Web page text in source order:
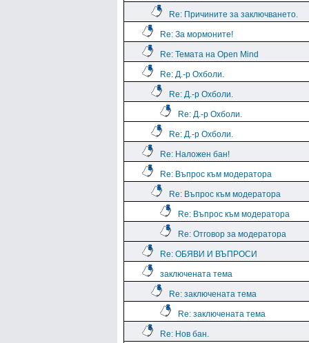
Re: Причините за заключването.
Re: За мормоните!
Re: Темата на Open Mind
Re: Д.-р Охболи.
Re: Д.-р Охболи.
Re: Д.-р Охболи.
Re: Д.-р Охболи.
Re: Наложен бан!
Re: Въпрос към модератора
Re: Въпрос към модератора
Re: Въпрос към модератора
Re: Отговор за модератора
Re: ОБЯВИ И ВЪПРОСИ
заключената тема
Re: заключената тема
Re: заключената тема
Re: Нов бан.